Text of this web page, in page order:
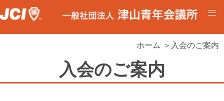
ホーム ＞入会のご案内
入会のご案内